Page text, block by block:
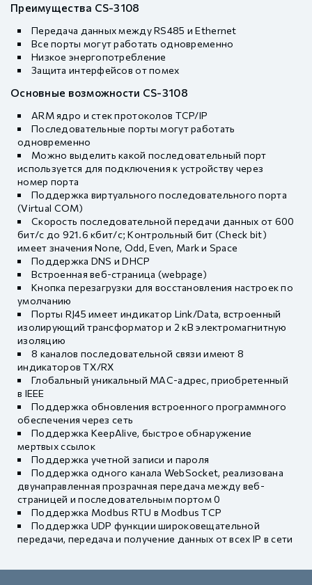
Преимущества CS-3108
Передача данных между RS485 и Ethernet
Все порты могут работать одновременно
Низкое энергопотребление
Защита интерфейсов от помех
Основные возможности CS-3108
ARM ядро и стек протоколов TCP/IP
Последовательные порты могут работать
одновременно
Можно выделить какой последовательный порт
используется для подключения к устройству через
номер порта
Поддержка виртуального последовательного порта
(Virtual COM)
Скорость последовательной передачи данных от 600
бит/с до 921.6 кбит/с; Контрольный бит (Check bit)
имеет значения None, Odd, Even, Mark и Space
Поддержка DNS и DHCP
Встроенная веб-страница (webpage)
Кнопка перезагрузки для восстановления настроек по
умолчанию
Порты RJ45 имеет индикатор Link/Data, встроенный
изолирующий трансформатор и 2 кВ электромагнитную
изоляцию
8 каналов последовательной связи имеют 8
индикаторов TX/RX
Глобальный уникальный MAC-адрес, приобретенный
в IEEE
Поддержка обновления встроенного программного
обеспечения через сеть
Поддержка KeepAlive, быстрое обнаружение
мертвых ссылок
Поддержка учетной записи и пароля
Поддержка одного канала WebSocket, реализована
двунаправленная прозрачная передача между веб-
страницей и последовательным портом 0
Поддержка Modbus RTU в Modbus TCP
Поддержка UDP функции широковещательной
передачи, передача и получение данных от всех IP в сети